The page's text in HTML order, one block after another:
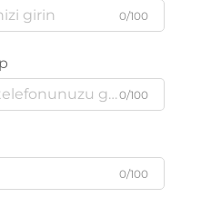
0/100
0/100
0/100